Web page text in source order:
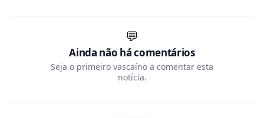
💬
Ainda não há comentários
Seja o primeiro vascaíno a comentar esta
notícia.